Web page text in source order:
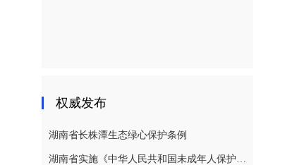
权威发布
湖南省长株潭生态绿心保护条例
湖南省实施《中华人民共和国未成年人保护法》若干规定